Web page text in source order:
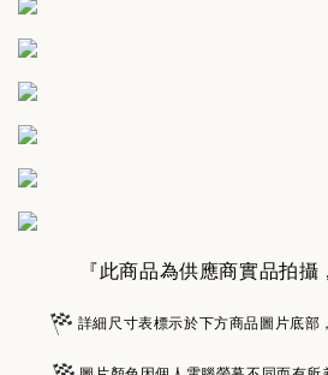
『此商品為供應商實品拍攝
詳細尺寸表標示於下方商品圖片底部